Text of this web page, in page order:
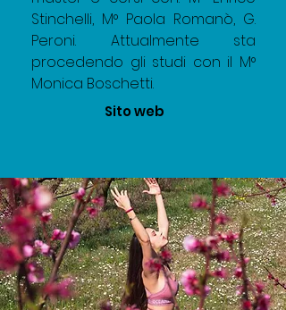
Stinchelli, M° Paola Romanò, G.
Peroni. Attualmente sta
procedendo gli studi con il M°
Monica Boschetti.
Sito web